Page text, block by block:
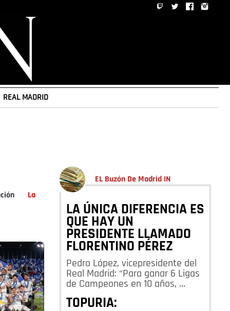
REAL MADRID
La
EL Buzón De Madrid IN
LA ÚNICA DIFERENCIA ES
QUE HAY UN
PRESIDENTE LLAMADO
FLORENTINO PÉREZ
Pedro López, vicepresidente del
Real Madrid: “Para ganar 6 Ligas
de Campeones en 10 años, …
TOPURIA: